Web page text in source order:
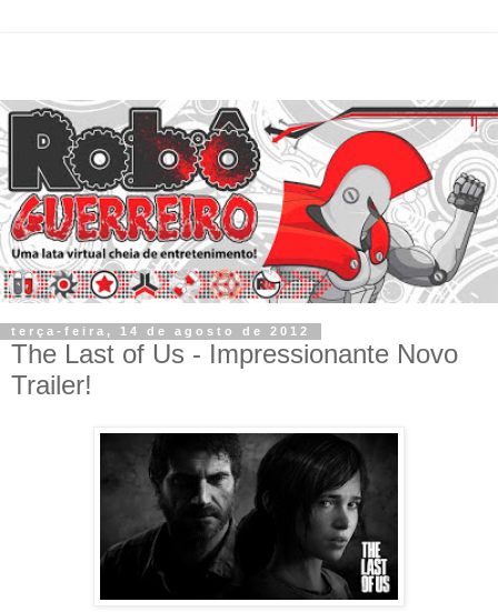
terça-feira, 14 de agosto de 2012
The Last of Us - Impressionante Novo
Trailer!